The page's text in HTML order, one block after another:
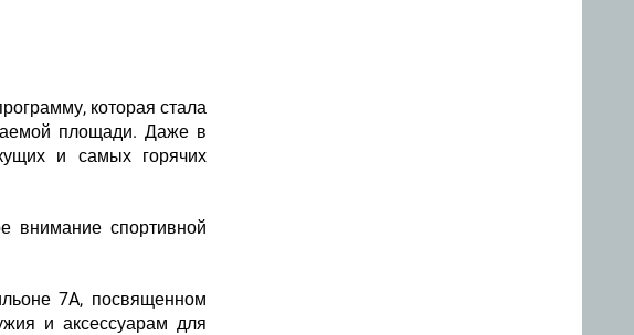
которая стала
площади. Даже в
и самых горячих
внимание спортивной
7A, посвященном
и аксессуарам для